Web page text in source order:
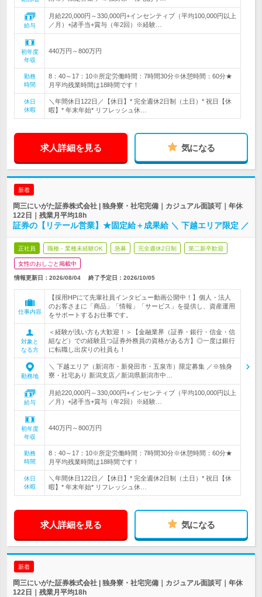
給与
月給220,000円～330,000円+インセンティブ（平均100,000円以上
／月）+諸手当+賞与（年2回）※経験…
初年度
年収
440万円～800万円
勤務
時間
8：40～17：10※所定労働時間：7時間30分※休憩時間：60分★
月平均残業時間は18時間です！
休日
休暇
＼年間休日122日／【休日】* 完全週休2日制（土日）* 祝日【休
暇】* 年末年始* リフレッシュ休…
求人詳細を見る 気になる
新着
岡三にいがた証券株式会社 | 独身寮・社宅完備｜カジュアル面談可｜年休
122日｜残業月平均18h
証券の【リテール営業】★固定給＋成果給 ＼ 下越エリア限定 ／
正社員 職種・業種未経験OK 急募 完全週休2日制 第二新卒歓迎
女性のおしごと掲載中
情報更新日：2026/08/04 終了予定日： 2026/10/05
仕事内容
【採用HPにて先輩社員インタビュー動画公開中！】個人・法人
のお客さまに「商品」「情報」「サービス」を提供し、資産運用
をサポートするお仕事です。
対象と
なる方
＜経験が浅い方も大歓迎！＞【金融業界（証券・銀行・信金・信
組など）での経験且つ証券外務員の資格がある方】◎一度は銀行
に転職し出戻りの社員も！
勤務地
＼ 下越エリア（新潟市・新発田市・五泉市）限定募集 ／※独身
寮・社宅あり 新潟支店／新潟県新潟市中…
給与
月給220,000円～330,000円+インセンティブ（平均100,000円以上
／月）+諸手当+賞与（年2回）※経験…
初年度
年収
440万円～800万円
勤務
時間
8：40～17：10※所定労働時間：7時間30分※休憩時間：60分★
月平均残業時間は18時間です！
休日
休暇
＼年間休日122日／【休日】* 完全週休2日制（土日）* 祝日【休
暇】* 年末年始* リフレッシュ休…
求人詳細を見る 気になる
新着
岡三にいがた証券株式会社 | 独身寮・社宅完備｜カジュアル面談可｜年休
122日｜残業月平均18h